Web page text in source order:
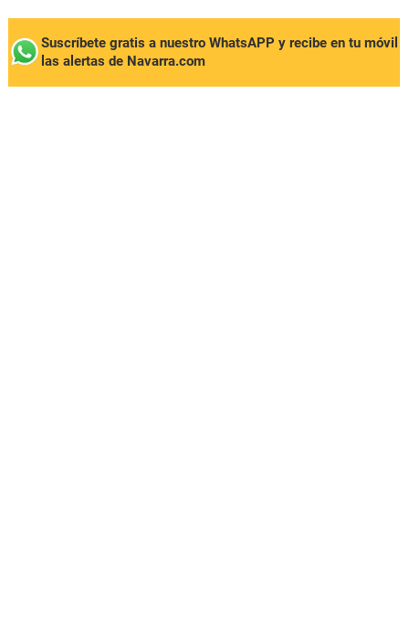
Suscríbete gratis a nuestro WhatsAPP y recibe en tu móvil
las alertas de Navarra.com